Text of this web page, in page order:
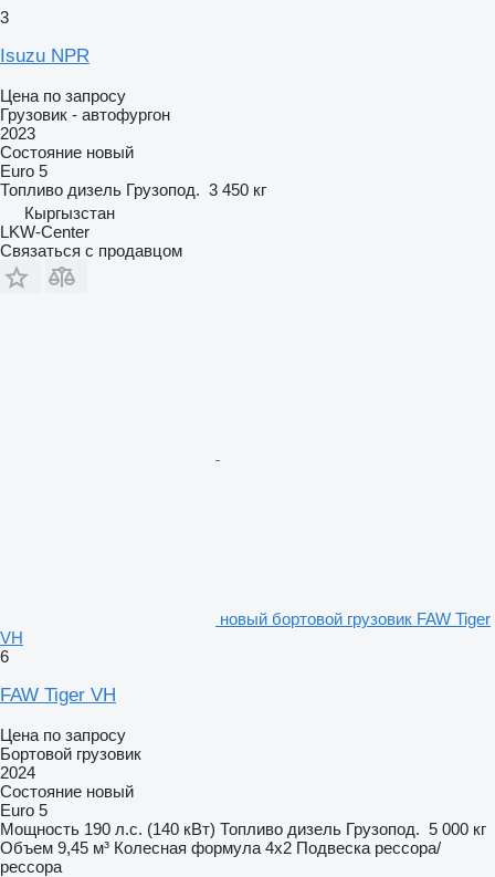
3
Isuzu NPR
Цена по запросу
Грузовик - автофургон
2023
Состояние новый
Euro 5
Топливо дизель Грузопод. 3 450 кг
Кыргызстан
LKW-Center
Связаться с продавцом
новый бортовой грузовик FAW Tiger
VH
6
FAW Tiger VH
Цена по запросу
Бортовой грузовик
2024
Состояние новый
Euro 5
Мощность 190 л.с. (140 кВт) Топливо дизель Грузопод. 5 000 кг
Объем 9,45 м³ Колесная формула 4x2 Подвеска рессора/
рессора